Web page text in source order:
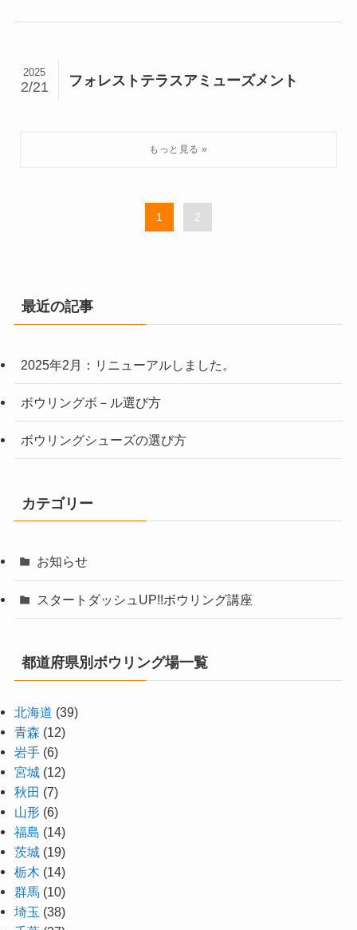
フォレストテラスアミューズメント
2025
2/21
1 2
最近の記事
2025年2月：リニューアルしました。
ボウリングボ－ル選び方
ボウリングシューズの選び方
カテゴリー
お知らせ
スタートダッシュUP!!ボウリング講座
都道府県別ボウリング場一覧
北海道 (39)
青森 (12)
岩手(6)
宮城(12)
秋田 (7)
山形(6)
福島 (14)
茨城(19)
栃木 (14)
群馬(10)
埼玉 (38)